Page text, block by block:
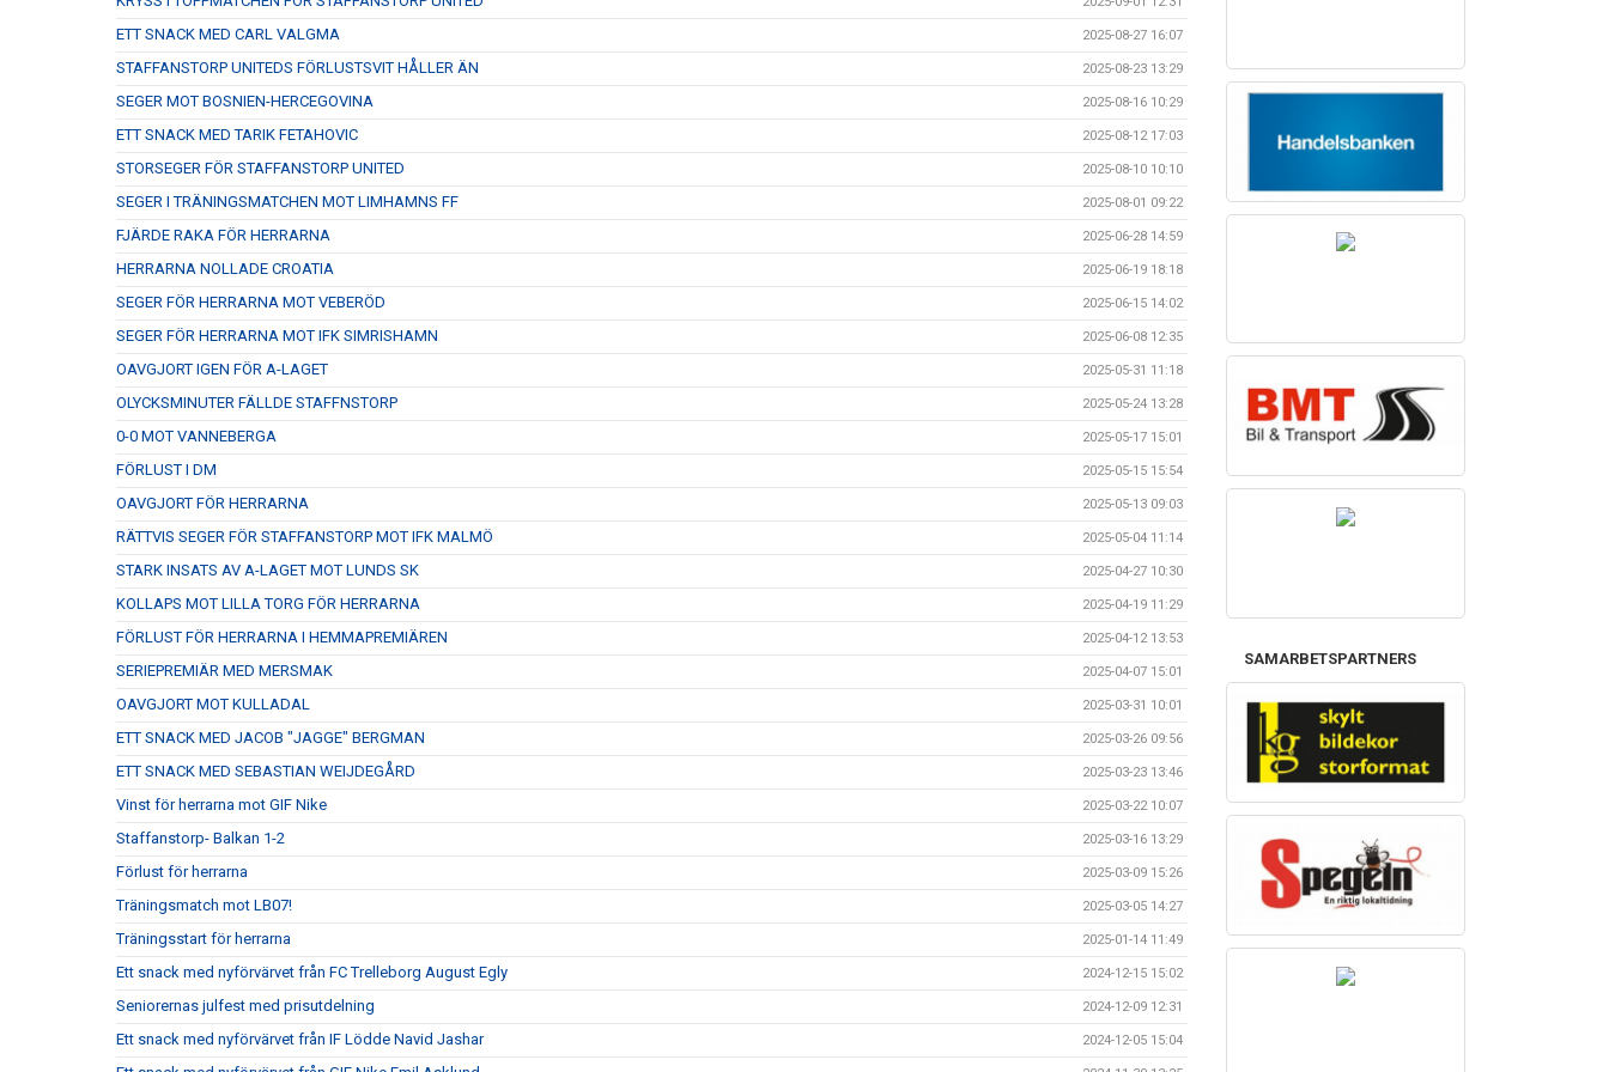
ETT SNACK MED CARL VALGMA 2025-08-27 16:07
STAFFANSTORP UNITEDS FÖRLUSTSVIT HÅLLER ÄN 2025-08-23 13:29
SEGER MOT BOSNIEN-HERCEGOVINA 2025-08-16 10:29
ETT SNACK MED TARIK FETAHOVIC 2025-08-12 17:03
STORSEGER FÖR STAFFANSTORP UNITED 2025-08-10 10:10
SEGER I TRÄNINGSMATCHEN MOT LIMHAMNS FF 2025-08-01 09:22
FJÄRDE RAKA FÖR HERRARNA 2025-06-28 14:59
HERRARNA NOLLADE CROATIA 2025-06-19 18:18
SEGER FÖR HERRARNA MOT VEBERÖD 2025-06-15 14:02
SEGER FÖR HERRARNA MOT IFK SIMRISHAMN 2025-06-08 12:35
OAVGJORT IGEN FÖR A-LAGET 2025-05-31 11:18
OLYCKSMINUTER FÄLLDE STAFFNSTORP 2025-05-24 13:28
0-0 MOT VANNEBERGA 2025-05-17 15:01
FÖRLUST I DM 2025-05-15 15:54
OAVGJORT FÖR HERRARNA 2025-05-13 09:03
RÄTTVIS SEGER FÖR STAFFANSTORP MOT IFK MALMÖ 2025-05-04 11:14
STARK INSATS AV A-LAGET MOT LUNDS SK 2025-04-27 10:30
KOLLAPS MOT LILLA TORG FÖR HERRARNA 2025-04-19 11:29
FÖRLUST FÖR HERRARNA I HEMMAPREMIÄREN 2025-04-12 13:53
SERIEPREMIÄR MED MERSMAK 2025-04-07 15:01
OAVGJORT MOT KULLADAL 2025-03-31 10:01
ETT SNACK MED JACOB "JAGGE" BERGMAN 2025-03-26 09:56
ETT SNACK MED SEBASTIAN WEIJDEGÅRD 2025-03-23 13:46
Vinst för herrarna mot GIF Nike 2025-03-22 10:07
Staffanstorp- Balkan 1-2 2025-03-16 13:29
Förlust för herrarna 2025-03-09 15:26
Träningsmatch mot LB07! 2025-03-05 14:27
Träningsstart för herrarna 2025-01-14 11:49
Ett snack med nyförvärvet från FC Trelleborg August Egly 2024-12-15 15:02
Seniorernas julfest med prisutdelning 2024-12-09 12:31
Ett snack med nyförvärvet från IF Lödde Navid Jashar 2024-12-05 15:04
SAMARBETSPARTNERS